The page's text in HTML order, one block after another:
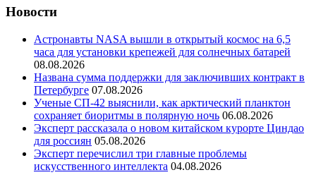
Новости
Астронавты NASA вышли в открытый космос на 6,5
часа для установки крепежей для солнечных батарей
08.08.2026
Названа сумма поддержки для заключивших контракт в
Петербурге 07.08.2026
Ученые СП-42 выяснили, как арктический планктон
сохраняет биоритмы в полярную ночь 06.08.2026
Эксперт рассказала о новом китайском курорте Циндао
для россиян 05.08.2026
Эксперт перечислил три главные проблемы
искусственного интеллекта 04.08.2026